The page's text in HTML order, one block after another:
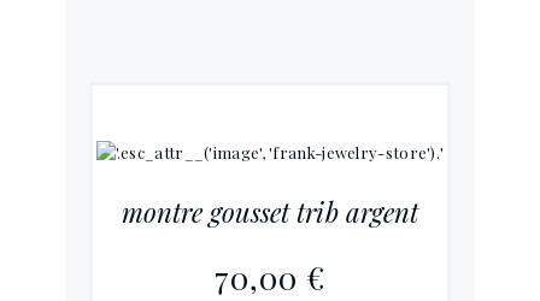
montre gousset trib argent
70,00 €